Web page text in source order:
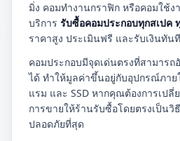
มิ่ง คอมทำงานกราฟิก หรือคอมใช้ง
บริการ รับซื้อคอมประกอบทุกสเปค
ราคาสูง ประเมินฟรี และรับเงินทันที
คอมประกอบมีจุดเด่นตรงที่สามารถ
ได้ ทำให้มูลค่าขึ้นอยู่กับอุปกรณ์ภาย
แรม และ SSD หากคุณต้องการเปลี่
การขายให้ร้านรับซื้อโดยตรงเป็นวิ
ปลอดภัยที่สุด